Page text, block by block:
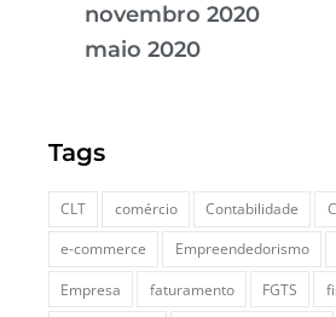
novembro 2020
maio 2020
Tags
CLT comércio Contabilidade
e-commerce
Empreendedorismo
Empresa
faturamento FGTS